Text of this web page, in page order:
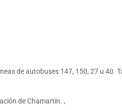
de autobuses 147, 150, 27 u 40.
de Chamartín. ,